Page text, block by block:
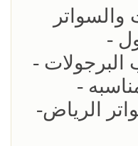
والسواتر
-
- تركيب البرجولات -
-
الرياض-